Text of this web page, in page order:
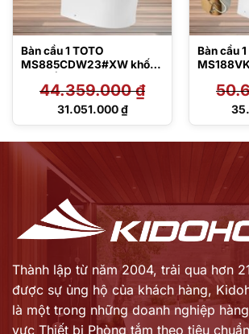
Bàn cầu 1 TOTO
MS885CDW23#XW khối
TCF47360GAA
44.359.000₫
Giá
31.051.000₫
Giá
Bàn cầu
Thành lập từ năm 2004, trải qua hơn
được sự ủng hộ của khách hàng,
là một trong những doanh nghiệp
vực Thiết bị Phòng tắm theo tiêu